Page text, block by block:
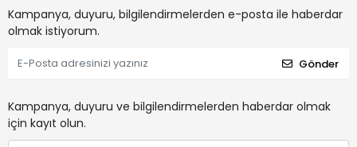
Kampanya, duyuru, bilgilendirmelerden e-posta ile haberdar
olmak istiyorum.
Gönder
Kampanya, duyuru ve bilgilendirmelerden haberdar olmak
için kayıt olun.